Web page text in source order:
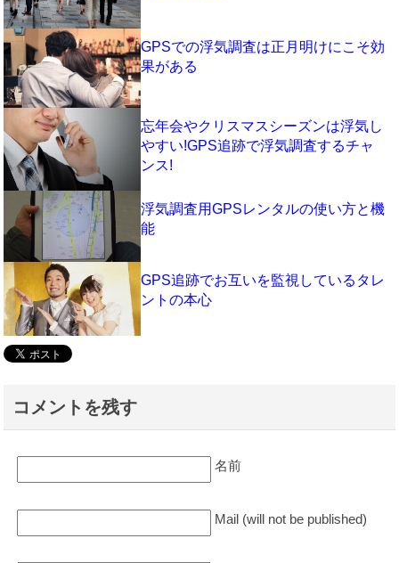
GPSでの浮気調査は正月明けにこそ効
果がある
忘年会やクリスマスシーズンは浮気し
やすい!GPS追跡で浮気調査するチャ
ンス!
浮気調査用GPSレンタルの使い方と機
能
GPS追跡でお互いを監視しているタレ
ントの本心
コメントを残す
名前
Mail (will not be published)